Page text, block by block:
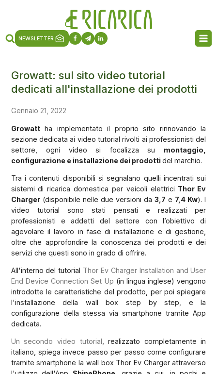
NEWSLETTER
Growatt: sul sito video tutorial
dedicati all'installazione dei prodotti
Gennaio 21, 2022
Growattha implementato il proprio sito rinnovando la
sezione dedicata ai video tutorial rivolti ai professionisti del
settore, ogni video si focalizza su montaggio,
configurazione e installazione dei prodottidel marchio.
Tra i contenuti disponibili si segnalano quelli incentrati sui
sistemi di ricarica domestica per veicoli elettrici Thor Ev
Charger(disponibile nelle due versioni da3,7 e 7,4 Kw). I
video tutorial sono stati pensati e realizzati per
professionisti e addetti del settore con l’obiettivo di
agevolare il lavoro in fase di installazione e di gestione,
oltre che approfondire la conoscenza dei prodotti e dei
servizi che questi sono in grado di offrire.
All'interno del tutorial Thor Ev Charger Installation and User
End Device Connection Set Up (in lingua inglese) vengono
introdotte le caratteristiche del prodotto, per poi spiegare
l'installazione della wall box step by step, e la
configurazione della stessa via smartphone tramite App
dedicata.
Un secondo video tutorial , realizzato completamente in
italiano, spiega invece passo per passo come configurare
tramite smartphone la wall box Thor Ev Charger attraverso